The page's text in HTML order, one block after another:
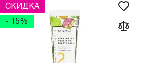
СКИДКА
- 15%